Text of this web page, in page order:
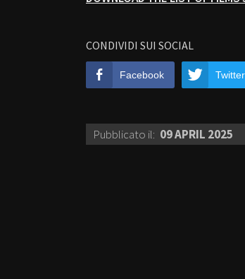
CONDIVIDI SUI SOCIAL
Facebook Twitter
Pubblicato il: 09 APRIL 2025